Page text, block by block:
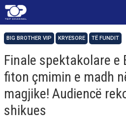
BIG BROTHER VIP KRYESORE TË FUNDIT
Finale spektakolare e
fiton çmimin e madh
magjike! Audiencë
shikues